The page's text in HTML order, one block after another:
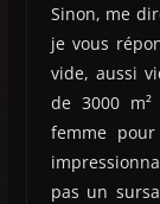
Sinon, me
je vous
vide, aussi
de 3000
femme
pas un